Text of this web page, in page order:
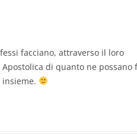
facciano, attraverso il loro
di quanto ne possano
insieme.